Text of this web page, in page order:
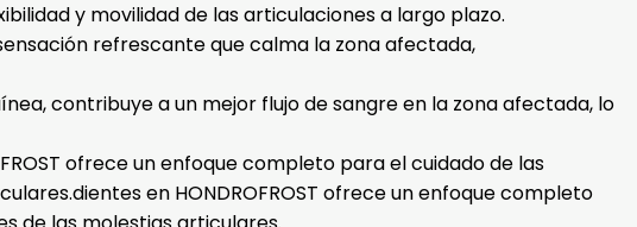
y movilidad de las articulaciones a largo plazo.
refrescante que calma la zona afectada,
contribuye a un mejor flujo de sangre en la zona afectada, lo
ofrece un enfoque completo para el cuidado de las
en HONDROFROST ofrece un enfoque completo